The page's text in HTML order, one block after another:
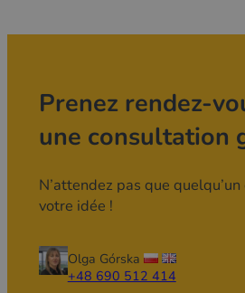
Prenez rendez-
une consultation
N’attendez pas que
votre idée !
Olga Górska
+48 690 512 414